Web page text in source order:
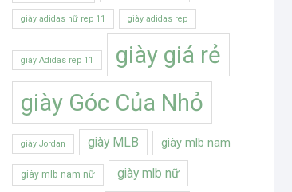
giày adidas nữ rep 11 giày adidas rep
giày Adidas rep 11
giày giá rẻ
giày Góc Của Nhỏ
giày Jordan giày MLB giày mlb nam
giày mlb nam nữ giày mlb nữ